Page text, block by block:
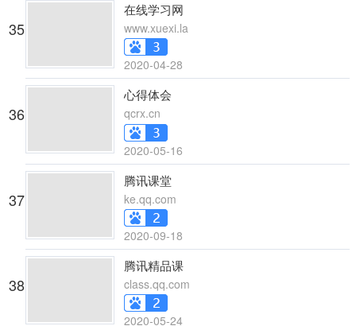
35
在线学习网
www.xuexi.la
2020-04-28
36
心得体会
qcrx.cn
2020-05-16
37
腾讯课堂
ke.qq.com
2020-09-18
38
腾讯精品课
class.qq.com
2020-05-24